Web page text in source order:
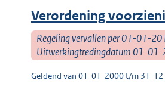
Verordening
Regeling vervallen per 01-01-
Uitwerkingtredingdatum 01-
Geldend van 01-01-2000 t/m 31-